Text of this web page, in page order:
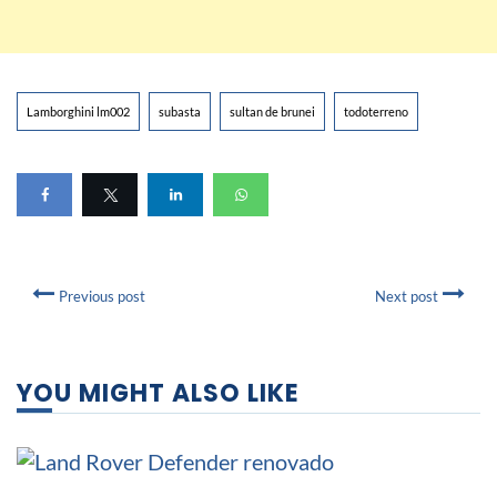
Lamborghini lm002 subasta sultan de brunei todoterreno
Previous post Next post
YOU MIGHT ALSO LIKE